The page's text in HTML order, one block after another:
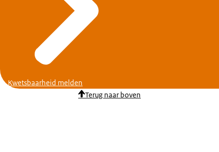
Kwetsbaarheid melden
Terug naar boven